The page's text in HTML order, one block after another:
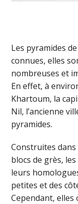
Les pyramides
connues, elles
nombreuses et
En effet, à
Khartoum, la
Nil, l’ancienne
pyramides.
Construites
blocs de grès,
leurs
petites et des
Cependant,